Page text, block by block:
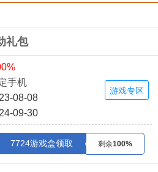
礼包
手机
08-08
09-30
游戏专区
7724游戏盒领取 剩余100%